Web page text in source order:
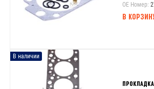
OE Номер:
В
В наличии